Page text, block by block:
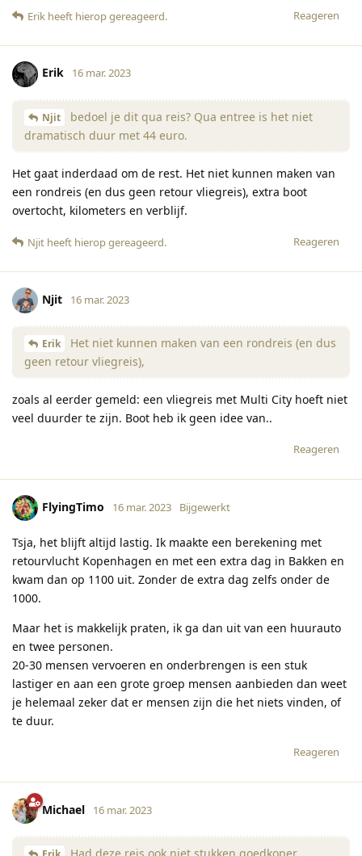
Reageren
Erik heeft hierop gereageerd.
Erik 16 mar. 2023
Njit
bedoel je dit qua reis? Qua entree is het niet
dramatisch duur met 44 euro.
Het gaat inderdaad om de rest. Het niet kunnen maken van
een rondreis (en dus geen retour vliegreis), extra boot
overtocht, kilometers en verblijf.
Reageren
Njit heeft hierop gereageerd.
Njit 16 mar. 2023
Erik
Het niet kunnen maken van een rondreis (en dus
geen retour vliegreis),
zoals al eerder gemeld: een vliegreis met Multi City hoeft niet
veel duurder te zijn. Boot heb ik geen idee van..
Reageren
FlyingTimo 16 mar. 2023 Bijgewerkt
Tsja, het blijft altijd lastig. Ik maakte een berekening met
retourvlucht Kopenhagen en met een extra dag in Bakken en
kwam dan op 1100 uit. Zonder de extra dag zelfs onder de
1000.
Maar het is makkelijk praten, ik ga dan uit van een huurauto
en twee personen.
20-30 mensen vervoeren en onderbrengen is een stuk
lastiger en aan een grote groep mensen aanbieden dan weet
je helemaal zeker dat er mensen zijn die het niets vinden, of
te duur.
Reageren
Michael 16 mar. 2023